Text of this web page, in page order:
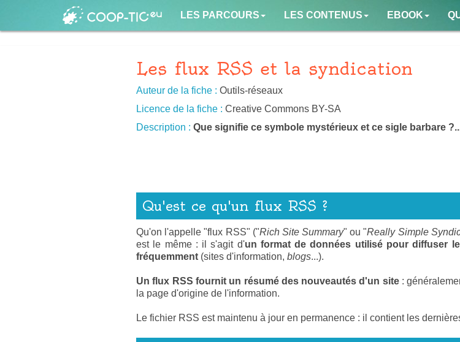
LES PARCOURS LES CONTENUS EBOOK
Les flux RSS et la syndication
Auteur de la fiche : Outils-réseaux
Licence de la fiche : Creative Commons BY-SA
Description : Que signifie ce symbole mystérieux et ce sigle barbare
Qu'est ce qu'un flux RSS ?
Qu'on l'appelle "flux RSS" ("Rich Site Summary" ou "Really Simple
est le même : il s'agit d'un format de données utilisé pour diffuser
fréquemment (sites d'information, blogs...).
Un flux RSS fournit un résumé des nouveautés d'un site:
la page d'origine de l'information.
Le fichier RSS est maintenu à jour en permanence : il contient les